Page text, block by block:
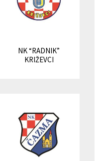
NK “RADNIK”
KRIŽEVCI